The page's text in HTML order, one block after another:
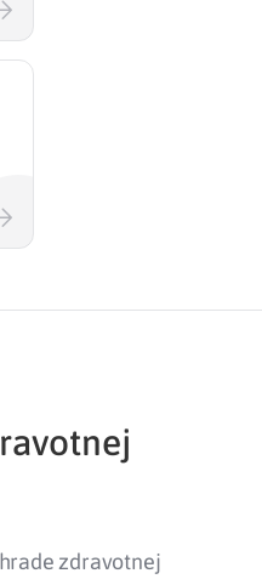
zdravotnej